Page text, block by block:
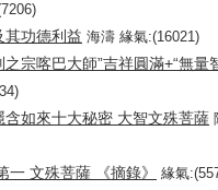
其功德利益 海濤 緣氣:(16021)
宗喀巴大師”吉祥圓滿+“無量
含如來十大秘密 大智文殊菩薩
一 文殊菩薩 《摘錄》 緣氣